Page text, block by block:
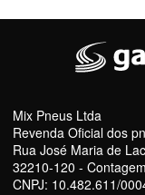
Mix Pneus Ltda
Revenda Oficial dos
Rua José Maria de
32210-120 -
CNPJ: 10.482.611/